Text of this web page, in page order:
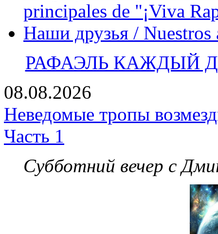
principales de "¡Viva
Наши друзья / Nuestros
РАФАЭЛЬ КАЖДЫЙ
08.08.2026
Неведомые тропы
Часть 1
Субботний вечер с